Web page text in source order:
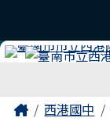
主內容區域
Home西港國中
頁尾區域